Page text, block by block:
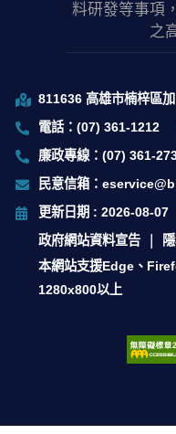
料研發等事項
之
811636 高雄市楠梓區
電話：(07) 361-1212
廉政專線：(07) 361-
民意信箱：
更新日期 : 2026-08-07
政府網站資料宣告
本網站支援Edge、
1280x800以上